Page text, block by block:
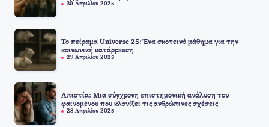
30 Απριλίου 2025
Το πείραμα Universe 25: Ένα σκοτεινό μάθημα για την
κοινωνική κατάρρευση
29 Απριλίου 2025
Απιστία: Μια σύγχρονη επιστημονική ανάλυση του
φαινομένου που κλονίζει τις ανθρώπινες σχέσεις
28 Απριλίου 2025